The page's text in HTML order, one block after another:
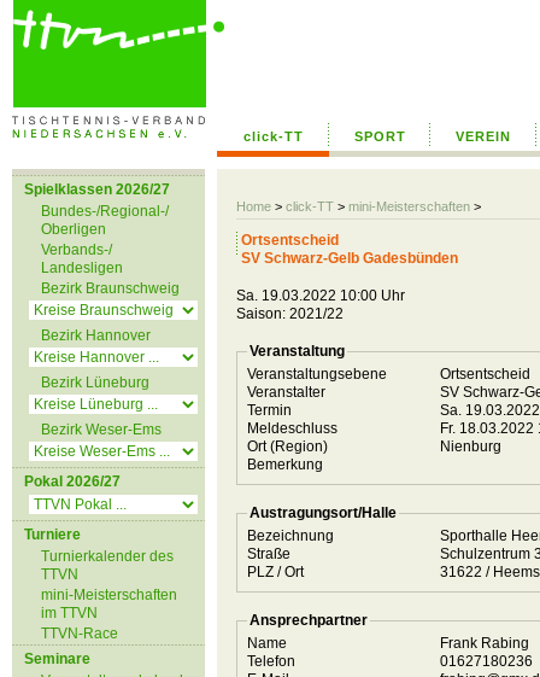
click-TT SPORT VEREIN
Home > click-TT > mini-Meisterschaften >
Spielklassen 2026/27
Bundes-/Regional-/
Oberligen
Verbands-/
Landesligen
Bezirk Braunschweig
Bezirk Hannover
Bezirk Lüneburg
Bezirk Weser-Ems
Pokal 2026/27
Turniere
Turnierkalender des
TTVN
mini-Meisterschaften
im TTVN
TTVN-Race
Seminare
Ortsentscheid
SV Schwarz-Gelb Gadesbünden
Sa. 19.03.2022 10:00 Uhr
Saison: 2021/22
Veranstaltung
Veranstaltungsebene
Ortsentscheid
Veranstalter
SV Schwarz-
Termin
Sa.
Meldeschluss
Fr.
Ort (Region)
Nienburg
Bemerkung
Austragungsort/Halle
Bezeichnung
Sporthalle
Straße
Schulzentrum
PLZ / Ort
31622 /
Ansprechpartner
Name
Frank Rabing
Telefon
01627180236